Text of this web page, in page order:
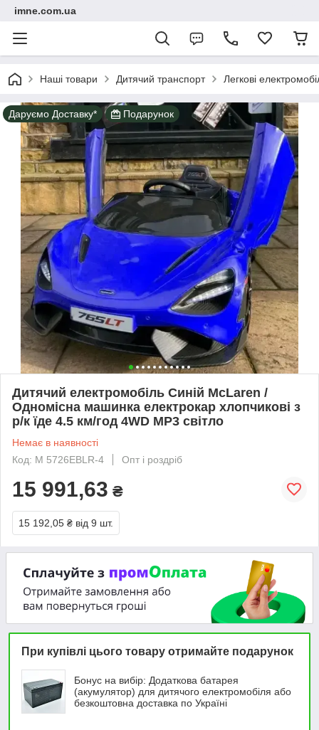
imne.com.ua
Наші товари Дитячий транспорт Легкові
Даруємо Доставку* Подарунок
Дитячий електромобіль Синій McLaren /
Одномісна машинка електрокар хлопчикові з
р/к їде 4.5 км/год 4WD MP3 світло
Немає в наявності
Код: M 5726EBLR-4
Опт і роздріб
15 991,63 ₴
15 192,05 ₴ від 9 шт.
При купівлі цього товару отримайте подарунок
Бонус на вибір: Додаткова батарея
(акумулятор) для дитячого електромобіля або
безкоштовна доставка по Україні